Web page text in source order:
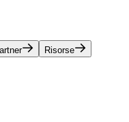
Risorse​​